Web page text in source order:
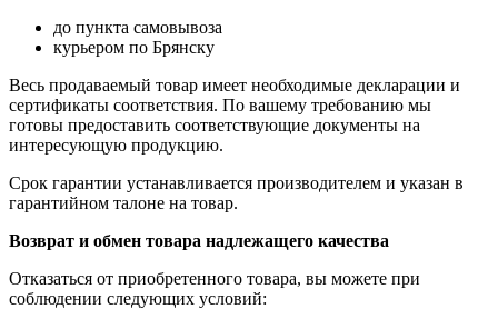
до пункта самовывоза
курьером по Брянску
Весь продаваемый товар имеет необходимые декларации и
сертификаты соответствия. По вашему требованию мы
готовы предоставить соответствующие документы на
интересующую продукцию.
Срок гарантии устанавливается производителем и указан в
гарантийном талоне на товар.
Возврат и обмен товара надлежащего качества
Отказаться от приобретенного товара, вы можете при
соблюдении следующих условий: